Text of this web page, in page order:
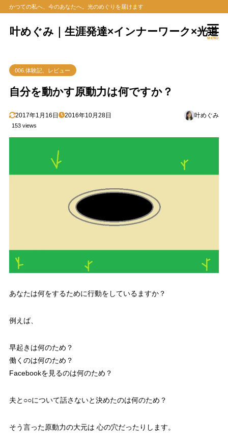
かつての私へ、今のあなたへ。光のめぐりを届けます
叶めぐみ｜生涯発達×インナーワーク×光道
MENU
006.体験記、レビュー
自分を動かす原動力は何ですか？
2017年1月16日 2016年10月28日 叶めぐみ
153 views
あなたは何をするために行動をしているますか？
例えば、
早起きは何のため？
働くのは何のため？
Facebookを見るのは何のため？
夫と○○について話さないと決めたのは何のため？
そう言った原動力の大元は 心の穴だったりします。